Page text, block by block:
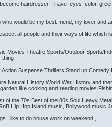
hairdresser, I have eyes color,
would be my best friend, my lover
all people and their ways of life
Movies Theatre Sports/Outdoor Sports/
thing
Suspense Thrillers Stand up
Natural History World War History and
like cooking and reading movies
of the 70s Best of the 80s Soul Heavy
Hop,Island music, Bollywood music
I like to do house work on weekend ,